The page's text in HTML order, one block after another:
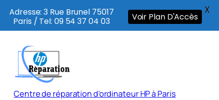
contenu
Centre de réparation d'ordinateur HP à Paris
Adresse: 3 Rue Brunel 75017
Paris / Tel: 09 54 37 04 03
Voir Plan D'Accès
X